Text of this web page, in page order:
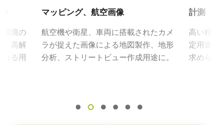
インターフェース
CoaXPress-4-Lanes
センサ
CAD file - SP-45001-CXP4-F
B ( VA-055 B )：12pin仕様
MP-42 三脚マウント
環境の
、高解
る用
マッピング、航空画像
航空機や衛星、車両に搭載されたカメ
ラが捉えた画像による地図製作、地形
分析、ストリートビュー作成用途に。
計測
高い精
定用途
求めら